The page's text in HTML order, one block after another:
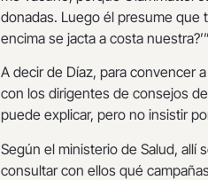
donadas. Luego él presume que
encima se jacta a costa
A decir de Díaz, para convencer
con los dirigentes de consejos
puede explicar, pero no insistir
Según el ministerio de Salud, allí
consultar con ellos qué